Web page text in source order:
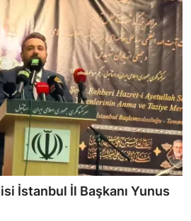
İstanbul İl Başkanı Yunus